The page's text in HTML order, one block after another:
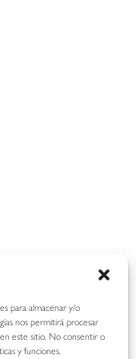
para almacenar y/o
nos permitirá procesar
este sitio. No consentir o
y funciones.